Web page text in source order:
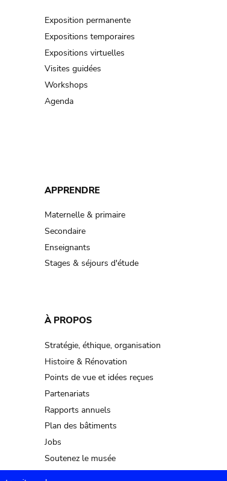
Exposition permanente
Expositions temporaires
Expositions virtuelles
Visites guidées
Workshops
Agenda
APPRENDRE
Maternelle & primaire
Secondaire
Enseignants
Stages & séjours d'étude
À PROPOS
Stratégie, éthique, organisation
Histoire & Rénovation
Points de vue et idées reçues
Partenariats
Rapports annuels
Plan des bâtiments
Jobs
Soutenez le musée